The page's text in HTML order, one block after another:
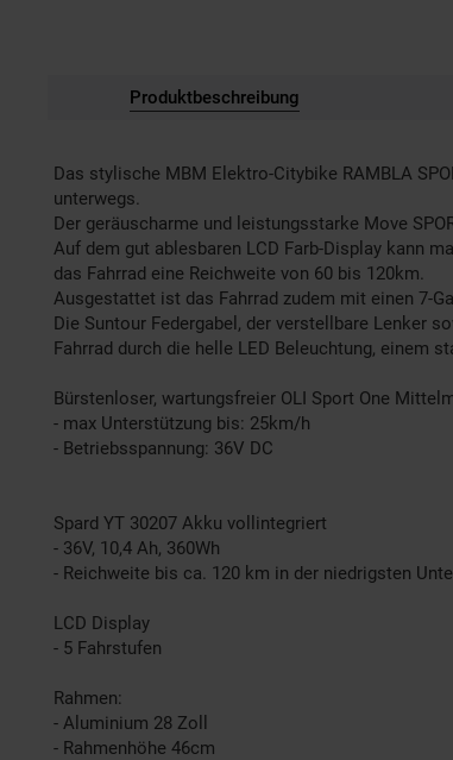
Produktbeschreibung
Das stylische MBM Elektro-Citybike RAMBLA
unterwegs.
Der geräuscharme und leistungsstarke Move
Auf dem gut ablesbaren LCD Farb-Display kann
das Fahrrad eine Reichweite von 60 bis 120km.
Ausgestattet ist das Fahrrad zudem mit einen 7-
Die Suntour Federgabel, der verstellbare Lenker
Fahrrad durch die helle LED Beleuchtung, einem
Bürstenloser, wartungsfreier OLI Sport One
- max Unterstützung bis: 25km/h
- Betriebs­spannung: 36V DC
Spard YT 30207 Akku vollintegriert
- 36V, 10,4 Ah, 360Wh
- Reichweite bis ca. 120 km in der niedrigsten
LCD Display
- 5 Fahrstufen
Rahmen:
- Aluminium 28 Zoll
- Rahmenhöhe 46cm